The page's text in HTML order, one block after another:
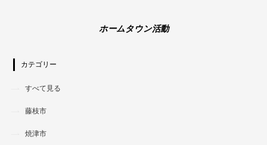
ホームタウン活動
カテゴリー
すべて見る
藤枝市
焼津市